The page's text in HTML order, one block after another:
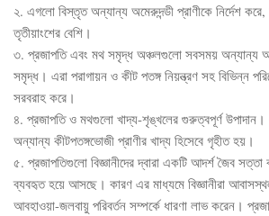
২. এগলো বিস্তৃত অন্যান্য অমেরুদন্ডী প্রাণীকে নির্দেশ
তৃতীয়াংশের বেশি।
৩. প্রজাপতি এবং মথ সমৃদ্ধ অঞ্চলগুলো সবসময় অন্যান্য
সমৃদ্ধ। এরা পরাগায়ন ও কীট পতঙ্গ নিয়ন্ত্রণ সহ বিভিন্ন
সরবরাহ করে।
৪. প্রজাপতি ও মথগুলো খাদ্য-শৃঙ্খলের গুরুত্বপূর্ণ
অন্যান্য কীটপতঙ্গভোজী প্রাণীর খাদ্য হিসেবে গৃহীত হয়।
৫. প্রজাপতিগুলো বিজ্ঞানীদের দ্বারা একটি আদর্শ জৈব সত্তা
ব্যবহৃত হয়ে আসছে। কারণ এর মাধ্যমে বিজ্ঞানীরা
আবহাওয়া-জলবায়ু পরিবর্তন সম্পর্কে ধারণা লাভ করেন।